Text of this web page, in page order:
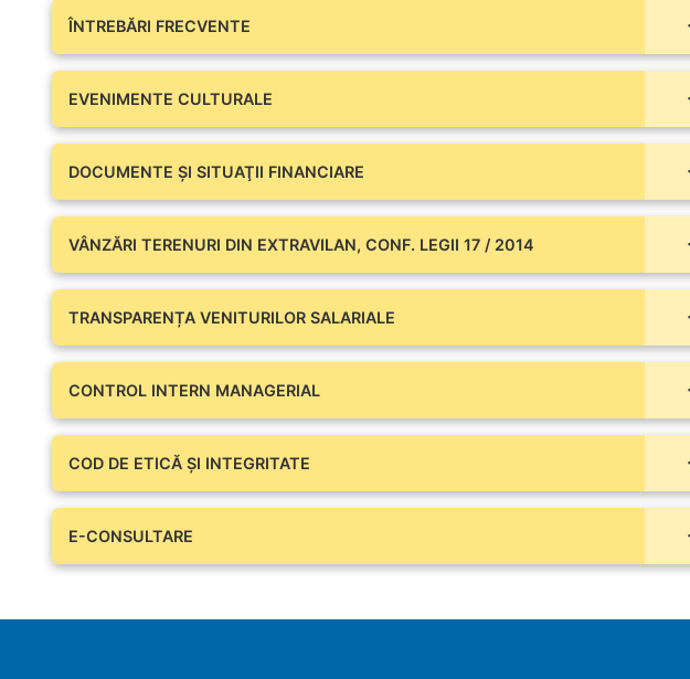
ÎNTREBĂRI FRECVENTE
EVENIMENTE CULTURALE
DOCUMENTE ŞI SITUAŢII FINANCIARE
VÂNZĂRI TERENURI DIN EXTRAVILAN, CONF. LEGII 17 / 2014
TRANSPARENȚA VENITURILOR SALARIALE
CONTROL INTERN MANAGERIAL
COD DE ETICĂ ȘI INTEGRITATE
E-CONSULTARE